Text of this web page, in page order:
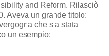
and Reform. Rilasciò
Aveva un grande titolo:
che sia stata
un esempio: